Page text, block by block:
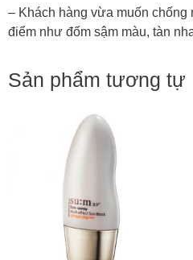
– Khách hàng vừa muốn chống
điểm như đốm sậm màu, tàn
Sản phẩm tương tự